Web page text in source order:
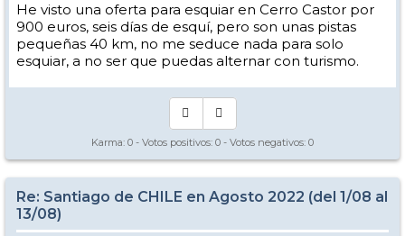
He visto una oferta para esquiar en Cerro Castor por
900 euros, seis días de esquí, pero son unas pistas
pequeñas 40 km, no me seduce nada para solo
esquiar, a no ser que puedas alternar con turismo.
Karma: 0 - Votos positivos: 0 - Votos negativos: 0
Re: Santiago de CHILE en Agosto 2022 (del 1/08 al
13/08)